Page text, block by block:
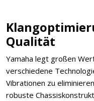
Qualität
Yamaha legt großen
verschiedene
Vibrationen zu
robuste